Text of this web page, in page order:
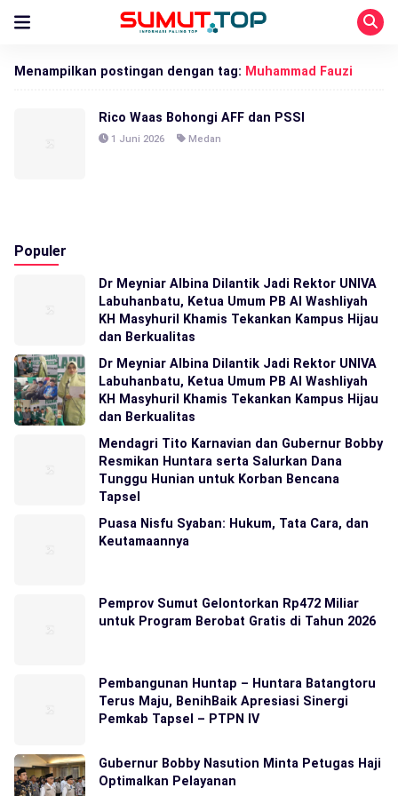
Menampilkan postingan dengan tag: Muhammad Fauzi
Rico Waas Bohongi AFF dan PSSI
1 Juni 2026 Medan
Populer
Dr Meyniar Albina Dilantik Jadi Rektor UNIVA
Labuhanbatu, Ketua Umum PB Al Washliyah
KH Masyhuril Khamis Tekankan Kampus Hijau
dan Berkualitas
Dr Meyniar Albina Dilantik Jadi Rektor UNIVA
Labuhanbatu, Ketua Umum PB Al Washliyah
KH Masyhuril Khamis Tekankan Kampus Hijau
dan Berkualitas
Mendagri Tito Karnavian dan Gubernur Bobby
Resmikan Huntara serta Salurkan Dana
Tunggu Hunian untuk Korban Bencana
Tapsel
Puasa Nisfu Syaban: Hukum, Tata Cara, dan
Keutamaannya
Pemprov Sumut Gelontorkan Rp472 Miliar
untuk Program Berobat Gratis di Tahun 2026
Pembangunan Huntap – Huntara Batangtoru
Terus Maju, BenihBaik Apresiasi Sinergi
Pemkab Tapsel – PTPN IV
Gubernur Bobby Nasution Minta Petugas Haji
Optimalkan Pelayanan